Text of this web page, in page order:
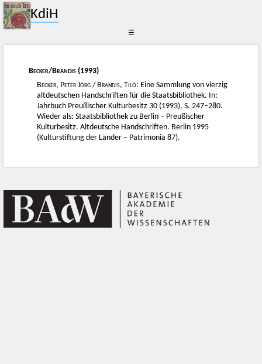
KdiH
☰
Becker/Brandis (1993)
Becker, Peter Jörg / Brandis, Tilo: Eine Sammlung von vierzig
altdeutschen Handschriften für die Staatsbibliothek. In:
Jahrbuch Preußischer Kulturbesitz 30 (1993), S. 247–280.
Wieder als: Staatsbibliothek zu Berlin – Preußischer
Kulturbesitz. Altdeutsche Handschriften. Berlin 1995
(Kulturstiftung der Länder – Patrimonia 87).